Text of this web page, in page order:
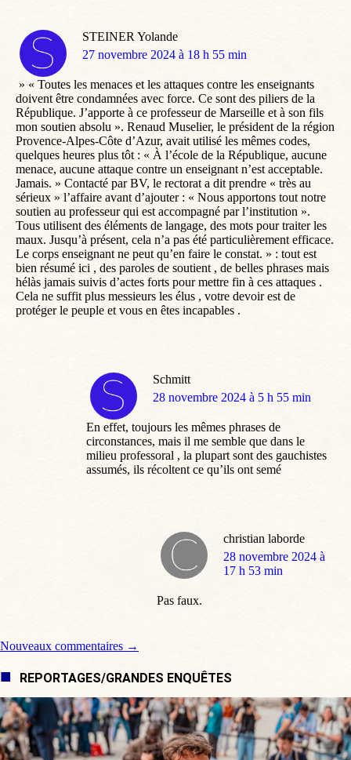
STEINER Yolande
dit
27 novembre 2024 à 18 h 55 min
» « Toutes les menaces et les attaques contre les enseignants
doivent être condamnées avec force. Ce sont des piliers de la
République. J’apporte à ce professeur de Marseille et à son fils
mon soutien absolu ». Renaud Muselier, le président de la région
Provence-Alpes-Côte d’Azur, avait utilisé les mêmes codes,
quelques heures plus tôt : « À l’école de la République, aucune
menace, aucune attaque contre un enseignant n’est acceptable.
Jamais. » Contacté par BV, le rectorat a dit prendre « très au
sérieux » l’affaire avant d’ajouter : « Nous apportons tout notre
soutien au professeur qui est accompagné par l’institution ».
Tous utilisent des éléments de langage, des mots pour traiter les
maux. Jusqu’à présent, cela n’a pas été particulièrement efficace.
Le corps enseignant ne peut qu’en faire le constat. » : tout est
bien résumé ici , des paroles de soutient , de belles phrases mais
hélàs jamais suivis d’actes forts pour mettre fin à ces attaques .
Cela ne suffit plus messieurs les élus , votre devoir est de
protéger le peuple et vous en êtes incapables .
Schmitt
dit
28 novembre 2024 à 5 h 55 min
En effet, toujours les mêmes phrases de
circonstances, mais il me semble que dans le
milieu professoral , la plupart sont des gauchistes
assumés, ils récoltent ce qu’ils ont semé
christian laborde
dit
:
28 novembre 2024 à
17 h 53 min
Pas faux.
Navigation de commentaire
Nouveaux commentaires →
REPORTAGES/GRANDES ENQUÊTES